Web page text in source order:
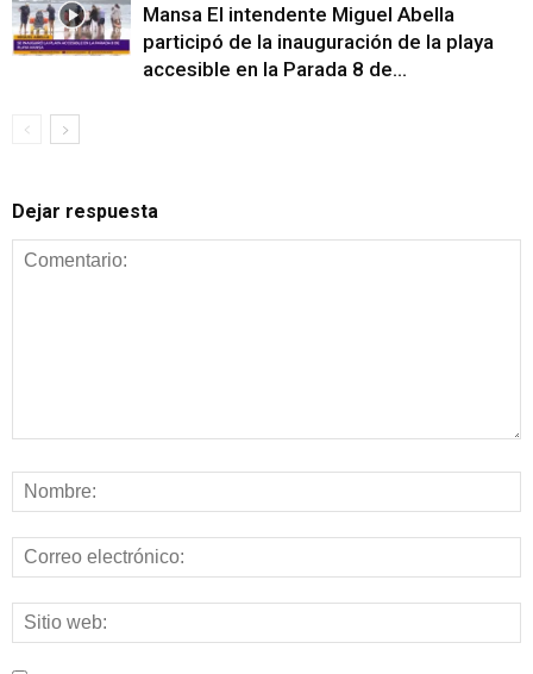
Mansa El intendente Miguel Abella
participó de la inauguración de la playa
accesible en la Parada 8 de...
Dejar respuesta